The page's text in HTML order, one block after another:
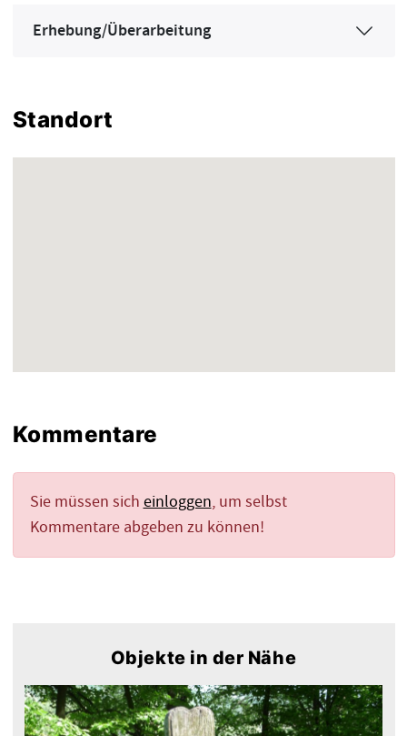
Erhebung/Überarbeitung
Standort
Kommentare
Sie müssen sich einloggen, um selbst
Kommentare abgeben zu können!
Objekte in der Nähe